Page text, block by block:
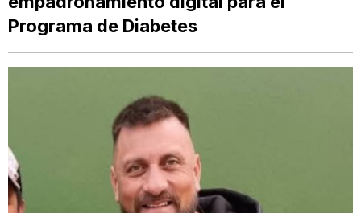
Programa de Diabetes